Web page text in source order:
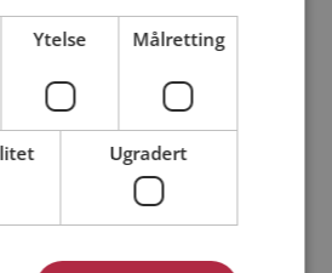
Mann Kvinne
Ytelse Målretting
Ugradert